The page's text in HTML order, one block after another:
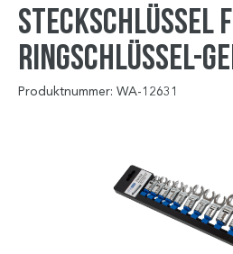
Steckschlüssel
Ringschlüssel-
Produktnummer: WA-12631